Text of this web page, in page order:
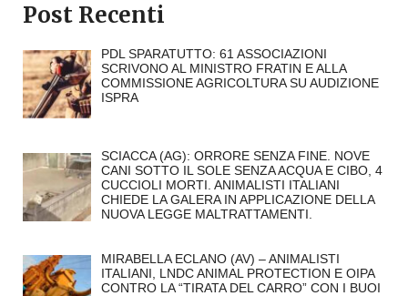
Post Recenti
PDL SPARATUTTO: 61 ASSOCIAZIONI
SCRIVONO AL MINISTRO FRATIN E ALLA
COMMISSIONE AGRICOLTURA SU AUDIZIONE
ISPRA
SCIACCA (AG): ORRORE SENZA FINE. NOVE
CANI SOTTO IL SOLE SENZA ACQUA E CIBO, 4
CUCCIOLI MORTI. ANIMALISTI ITALIANI
CHIEDE LA GALERA IN APPLICAZIONE DELLA
NUOVA LEGGE MALTRATTAMENTI.
MIRABELLA ECLANO (AV) – ANIMALISTI
ITALIANI, LNDC ANIMAL PROTECTION E OIPA
CONTRO LA “TIRATA DEL CARRO” CON I BUOI